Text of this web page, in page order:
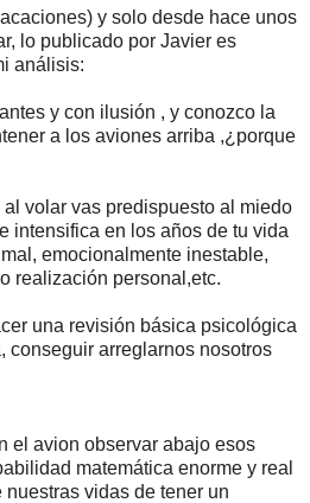
y solo desde hace unos
lo publicado por Javier es
análisis:
y con ilusión , y conozco la
a los aviones arriba ,¿porque
volar vas predispuesto al miedo
intensifica en los años de tu vida
emocionalmente inestable,
realización personal,etc.
una revisión básica psicológica
conseguir arreglarnos nosotros
el avion observar abajo esos
matemática enorme y real
vidas de tener un